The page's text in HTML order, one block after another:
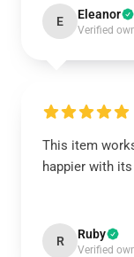
E Eleanor
Verified
This item
happier with
R Ruby
Verified